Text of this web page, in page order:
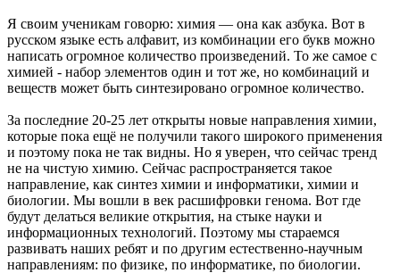
Я своим ученикам говорю: химия — она как азбука. Вот в
русском языке есть алфавит, из комбинации его букв можно
написать огромное количество произведений. То же самое с
химией - набор элементов один и тот же, но комбинаций и
веществ может быть синтезировано огромное количество.
За последние 20-25 лет открыты новые направления химии,
которые пока ещё не получили такого широкого применения
и поэтому пока не так видны. Но я уверен, что сейчас тренд
не на чистую химию. Сейчас распространяется такое
направление, как синтез химии и информатики, химии и
биологии. Мы вошли в век расшифровки генома. Вот где
будут делаться великие открытия, на стыке науки и
информационных технологий. Поэтому мы стараемся
развивать наших ребят и по другим естественно-научным
направлениям: по физике, по информатике, по биологии.